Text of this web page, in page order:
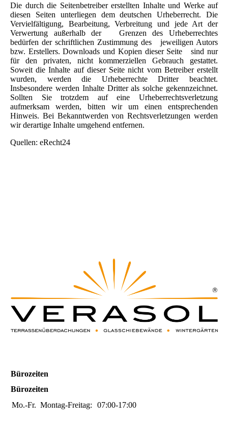
Die durch die Seitenbetreiber erstellten Inhalte und Werke auf
diesen Seiten unterliegen dem deutschen Urheberrecht. Die
Vervielfältigung, Bearbeitung, Verbreitung und jede Art der
Verwertung außerhalb der Grenzen des Urheberrechtes
bedürfen der schriftlichen Zustimmung des jeweiligen Autors
bzw. Erstellers. Downloads und Kopien dieser Seite sind nur
für den privaten, nicht kommerziellen Gebrauch gestattet.
Soweit die Inhalte auf dieser Seite nicht vom Betreiber erstellt
wurden, werden die Urheberrechte Dritter beachtet.
Insbesondere werden Inhalte Dritter als solche gekennzeichnet.
Sollten Sie trotzdem auf eine Urheberrechtsverletzung
aufmerksam werden, bitten wir um einen entsprechenden
Hinweis. Bei Bekanntwerden von Rechtsverletzungen werden
wir derartige Inhalte umgehend entfernen.
Quellen: eRecht24
Bürozeiten
Bürozeiten
Mo.-Fr. Montag-Freitag: 07:00-17:00